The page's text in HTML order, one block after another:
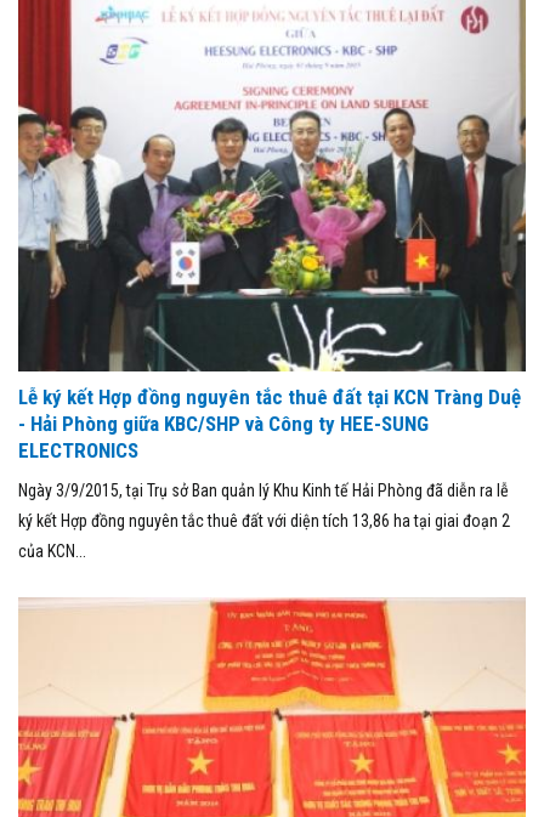
Lễ ký kết Hợp đồng nguyên tắc thuê đất tại KCN Tràng Duệ
- Hải Phòng giữa KBC/SHP và Công ty HEE-SUNG
ELECTRONICS
Ngày 3/9/2015, tại Trụ sở Ban quản lý Khu Kinh tế Hải Phòng đã diễn ra lễ
ký kết Hợp đồng nguyên tắc thuê đất với diện tích 13,86 ha tại giai đoạn 2
của KCN...